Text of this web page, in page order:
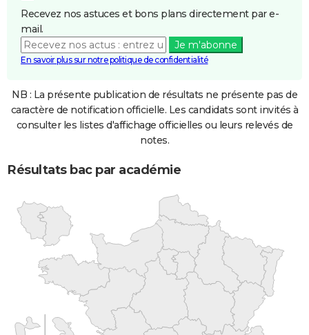
Recevez nos astuces et bons plans directement par e-
mail.
Je m'abonne
En savoir plus sur notre politique de confidentialité
NB : La présente publication de résultats ne présente pas de
caractère de notification officielle. Les candidats sont invités à
consulter les listes d'affichage officielles ou leurs relevés de
notes.
Résultats bac par académie